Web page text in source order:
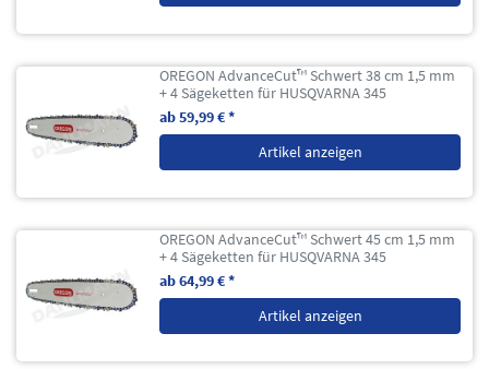
OREGON AdvanceCut™ Schwert 38 cm 1,5 mm
+ 4 Sägeketten für HUSQVARNA 345
ab 59,99 € *
Artikel anzeigen
OREGON AdvanceCut™ Schwert 45 cm 1,5 mm
+ 4 Sägeketten für HUSQVARNA 345
ab 64,99 € *
Artikel anzeigen